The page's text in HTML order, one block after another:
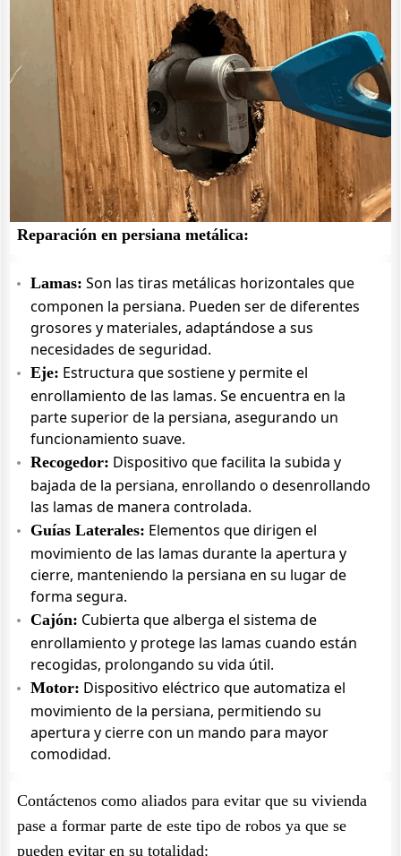
Reparación en persiana metálica:
Lamas: Son las tiras metálicas horizontales que
componen la persiana. Pueden ser de diferentes
grosores y materiales, adaptándose a sus
necesidades de seguridad.
Eje: Estructura que sostiene y permite el
enrollamiento de las lamas. Se encuentra en la
parte superior de la persiana, asegurando un
funcionamiento suave.
Recogedor: Dispositivo que facilita la subida y
bajada de la persiana, enrollando o desenrollando
las lamas de manera controlada.
Guías Laterales: Elementos que dirigen el
movimiento de las lamas durante la apertura y
cierre, manteniendo la persiana en su lugar de
forma segura.
Cajón: Cubierta que alberga el sistema de
enrollamiento y protege las lamas cuando están
recogidas, prolongando su vida útil.
Motor: Dispositivo eléctrico que automatiza el
movimiento de la persiana, permitiendo su
apertura y cierre con un mando para mayor
comodidad.
Contáctenos como aliados para evitar que su vivienda
pase a formar parte de este tipo de robos ya que se
pueden evitar en su totalidad: